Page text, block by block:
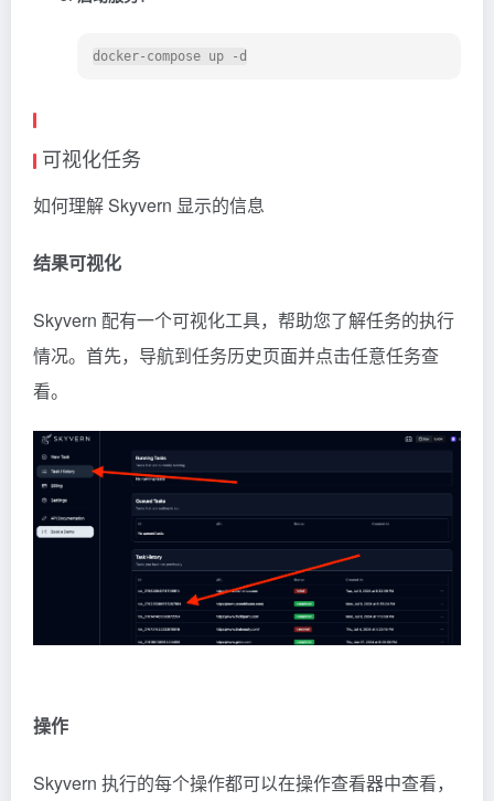
可视化任务
如何理解 Skyvern 显示的信息
结果可视化
Skyvern 配有一个可视化工具，帮助您了解任务的执行
情况。首先，导航到任务历史页面并点击任意任务查
看。
操作
Skyvern 执行的每个操作都可以在操作查看器中查看，